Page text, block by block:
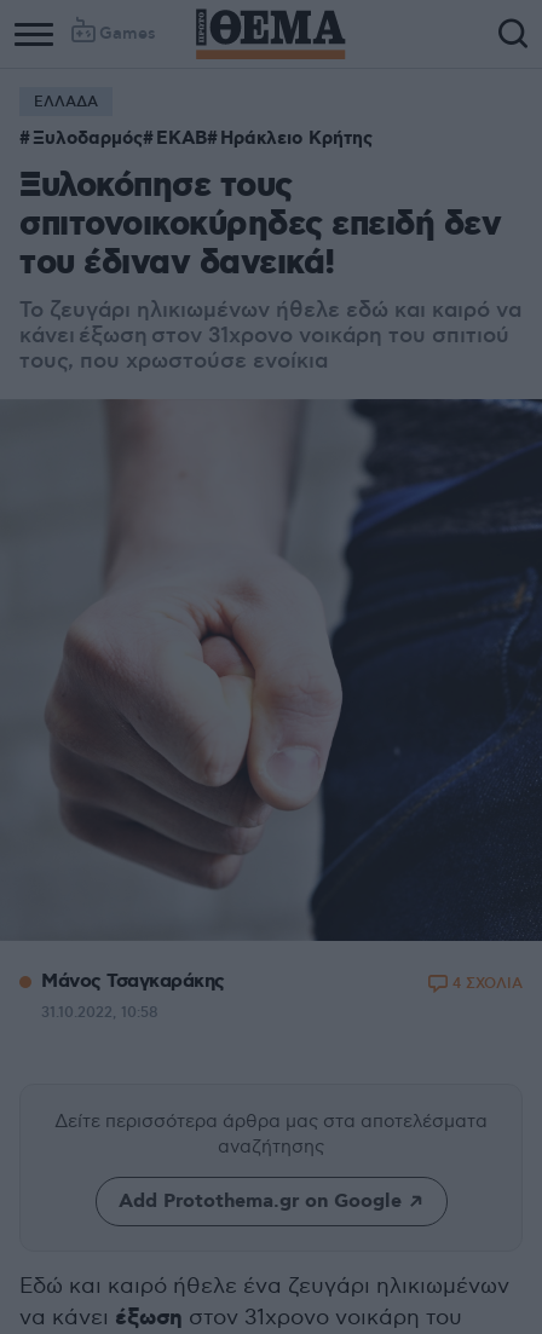
Games
ΕΛΛΑΔΑ
Ξυλοδαρμός ΕΚΑΒ Ηράκλειο Κρήτης
Ξυλοκόπησε τους
σπιτονοικοκύρηδες επειδή δεν
του έδιναν δανεικά!
To ζευγάρι ηλικιωμένων ήθελε εδώ και καιρό να
κάνει έξωση στον 31χρονο νοικάρη του σπιτιού
τους, που χρωστούσε ενοίκια
Μάνος Τσαγκαράκης
31.10.2022, 10:58
4 ΣΧΟΛΙΑ
Δείτε περισσότερα άρθρα μας στα αποτελέσματα
αναζήτησης
Add Protothema.gr on Google
Εδώ και καιρό ήθελε ένα ζευγάρι ηλικιωμένων
να κάνει έξωση στον 31χρονο νοικάρη του